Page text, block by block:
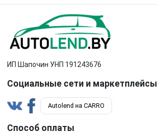
ИП Шапочин УНП 191243676
Социальные сети и маркетплейсы
Autolend на CARRO
Способ оплаты